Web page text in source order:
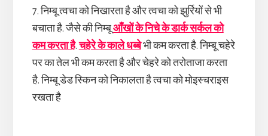
7. निम्बू त्वचा को निखारता है और त्वचा को झुर्रियों से भी
बचाता है. जैसे की निम्बूआँखों के निचे के डार्क सर्कल को
कम करता है.चहेरे के काले धब्बेभी कम करता है. निम्बू चहेरे
पर का तेल भी कम करता है और चेहरे को तरोताजा करता
है. निम्बू डेड स्किन को निकालता है त्वचा को मोइस्चराइस
रखता है